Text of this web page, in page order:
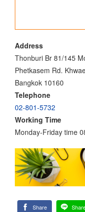
Address
Thonburi Br 81/145
Phetkasem Rd.
Bangkok 10160
Telephone
02-801-5732
Working Time
Monday-Friday time
Share